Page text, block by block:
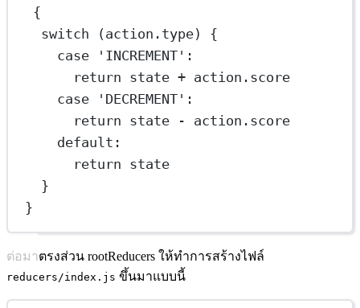
{
switch (action.type) {
case
'INCREMENT' :
return state + action.score
case
'DECREMENT' :
return state -
action.score
default :
return state
}
}
ต่อมาตรงส่วน rootReducers ให้ทำการสร้างไฟล์
reducers/index.js ขึ้นมาแบบนี้